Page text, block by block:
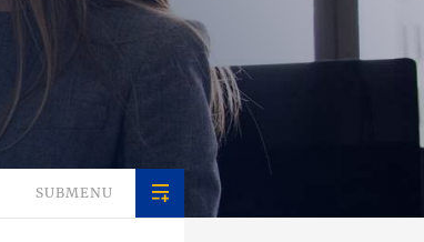
SUBMENU